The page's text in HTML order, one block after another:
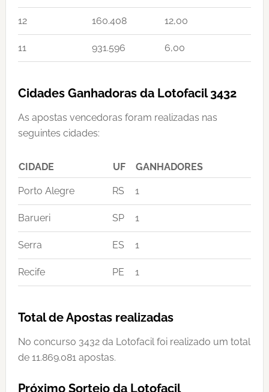
12 160.408 12,00
11 931.596 6,00
Cidades Ganhadoras da Lotofacil 3432
As apostas vencedoras foram realizadas nas
seguintes cidades:
CIDADE UF GANHADORES
Porto Alegre RS 1
Barueri SP 1
Serra ES 1
Recife PE 1
Total de Apostas realizadas
No concurso 3432 da Lotofacil foi realizado um total
de 11.869.081 apostas.
Próximo Sorteio da Lotofacil